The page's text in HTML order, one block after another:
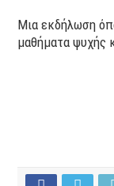
Μια εκδήλωση
μαθήματα ψυχής